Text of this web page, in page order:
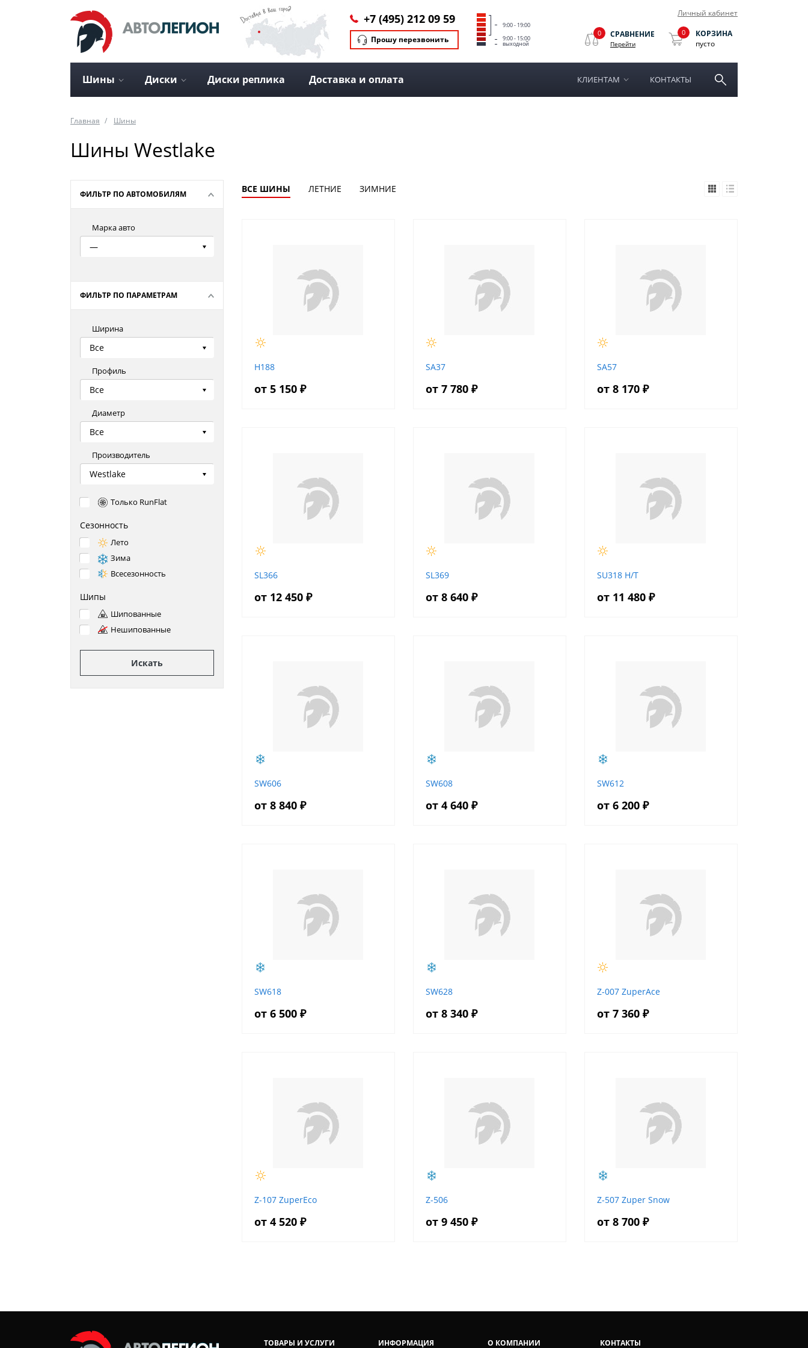
Личный кабинет
+7 (495) 212 09 59
Прошу перезвонить
9:00 - 19:00
9:00 - 15:00
выходной
0 СРАВНЕНИЕ
Перейти
0
КОРЗИНА
пусто
Шины Диски Диски реплика Доставка и оплата КЛИЕНТАМ КОНТАКТЫ
Главная Шины
Шины Westlake
ФИЛЬТР ПО АВТОМОБИЛЯМ
Марка авто
—
ФИЛЬТР ПО ПАРАМЕТРАМ
Ширина
Все
Профиль
Все
Диаметр
Все
Производитель
Westlake
Только RunFlat
Сезонность
Лето
Зима
Всесезонность
Шипы
Шипованные
Нешипованные
Искать
ВСЕ ШИНЫ ЛЕТНИЕ ЗИМНИЕ
H188
от 5 150 ₽
SA37
от 7 780 ₽
SA57
от 8 170 ₽
SL366
от 12 450 ₽
SL369
от 8 640 ₽
SU318 H/T
от 11 480 ₽
SW606
от 8 840 ₽
SW608
от 4 640 ₽
SW612
от 6 200 ₽
SW618
от 6 500 ₽
SW628
от 8 340 ₽
Z-007 ZuperAce
от 7 360 ₽
Z-107 ZuperEco
от 4 520 ₽
Z-506
от 9 450 ₽
Z-507 Zuper Snow
от 8 700 ₽
ТОВАРЫ И УСЛУГИ ИНФОРМАЦИЯ О КОМПАНИИ КОНТАКТЫ